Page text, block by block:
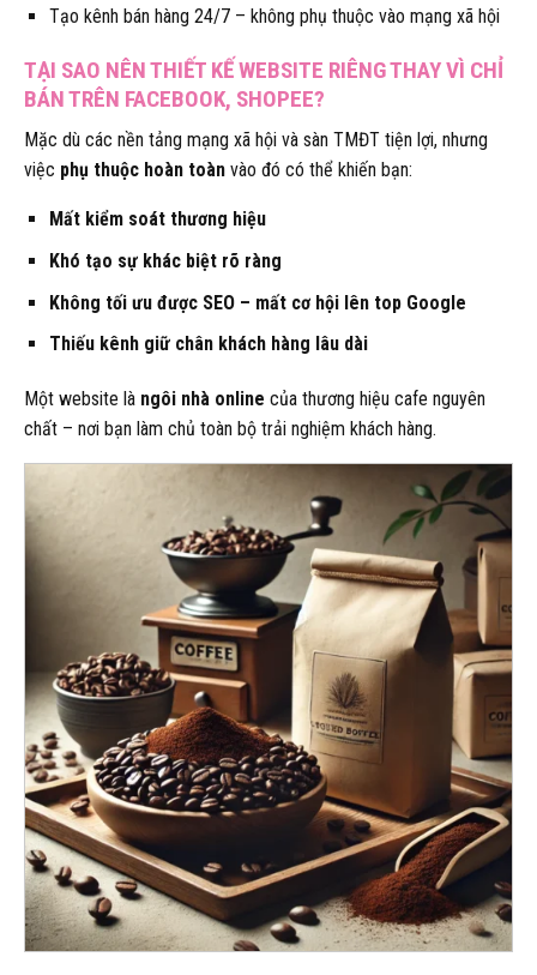
Tạo kênh bán hàng 24/7 – không phụ thuộc vào mạng xã hội
TẠI SAO NÊN THIẾT KẾ WEBSITE RIÊNG THAY VÌ CHỈ
BÁN TRÊN FACEBOOK, SHOPEE?
Mặc dù các nền tảng mạng xã hội và sàn TMĐT tiện lợi, nhưng
việc phụ thuộc hoàn toàn vào đó có thể khiến bạn:
Mất kiểm soát thương hiệu
Khó tạo sự khác biệt rõ ràng
Không tối ưu được SEO – mất cơ hội lên top Google
Thiếu kênh giữ chân khách hàng lâu dài
Một website là ngôi nhà online của thương hiệu cafe nguyên
chất – nơi bạn làm chủ toàn bộ trải nghiệm khách hàng.